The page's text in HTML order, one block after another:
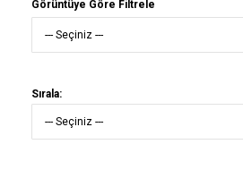
Görüntüye Göre Filtrele
Sırala: